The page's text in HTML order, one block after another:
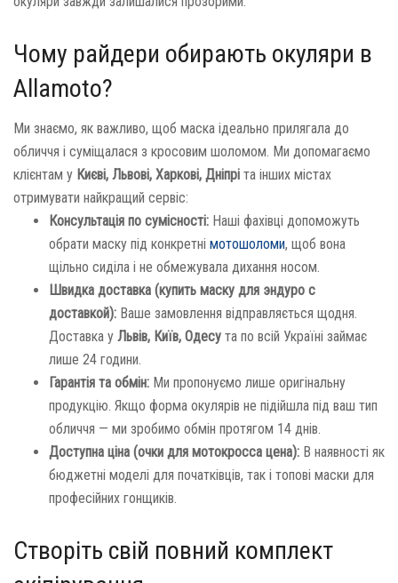
Чому райдери обирають окуляри в
Allamoto?
Ми знаємо, як важливо, щоб маска ідеально прилягала до
обличчя і суміщалася з кросовим шоломом. Ми допомагаємо
клієнтам у Києві, Львові, Харкові, Дніпрі та інших містах
отримувати найкращий сервіс:
Консультація по сумісності: Наші фахівці допоможуть
обрати маску під конкретні мотошоломи, щоб вона
щільно сиділа і не обмежувала дихання носом.
Швидка доставка (купить маску для эндуро с
доставкой): Ваше замовлення відправляється щодня.
Доставка у Львів, Київ, Одесу та по всій Україні займає
лише 24 години.
Гарантія та обмін: Ми пропонуємо лише оригінальну
продукцію. Якщо форма окулярів не підійшла під ваш тип
обличчя — ми зробимо обмін протягом 14 днів.
Доступна ціна (очки для мотокросса цена): В наявності як
бюджетні моделі для початківців, так і топові маски для
професійних гонщиків.
Створіть свій повний комплект